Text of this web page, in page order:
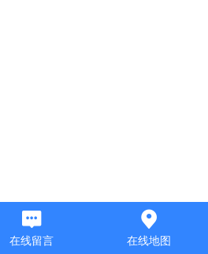
在线留言 在线地图